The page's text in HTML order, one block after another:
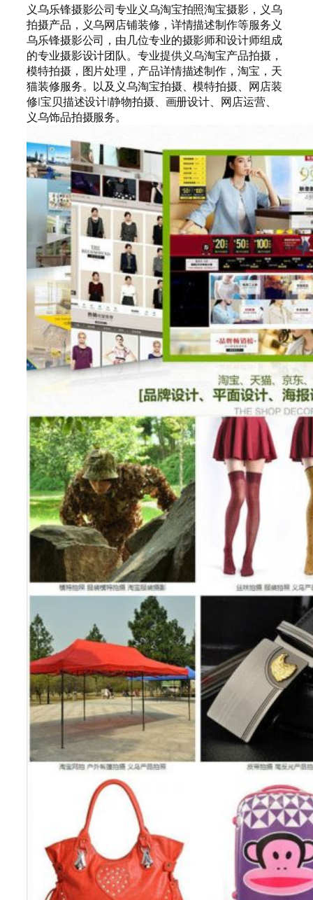
义乌乐锋摄影公司专业义乌淘宝拍照淘宝摄影，义乌
拍摄产品，义乌网店铺装修，详情描述制作等服务义
乌乐锋摄影公司，由几位专业的摄影师和设计师组成
的专业摄影设计团队。专业提供义乌淘宝产品拍摄，
模特拍摄，图片处理，产品详情描述制作，淘宝，天
猫装修服务。以及义乌淘宝拍摄、模特拍摄、网店装
修|宝贝描述设计|静物拍摄、画册设计、网店运营、
义乌饰品拍摄服务。